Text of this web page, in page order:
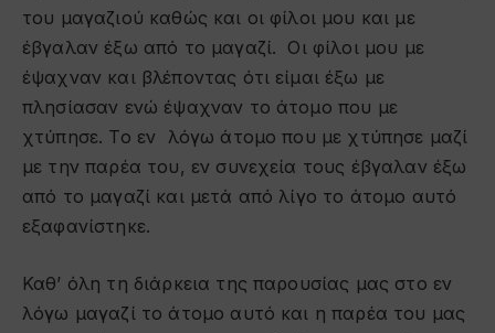
του μαγαζιού καθώς και οι φίλοι μου και με
έβγαλαν έξω από το μαγαζί. Οι φίλοι μου με
έψαχναν και βλέποντας ότι είμαι έξω με
πλησίασαν ενώ έψαχναν το άτομο που με
χτύπησε. Το εν λόγω άτομο που με χτύπησε μαζί
με την παρέα του, εν συνεχεία τους έβγαλαν έξω
από το μαγαζί και μετά από λίγο το άτομο αυτό
εξαφανίστηκε.
Καθ’ όλη τη διάρκεια της παρουσίας μας στο εν
λόγω μαγαζί το άτομο αυτό και η παρέα του μας